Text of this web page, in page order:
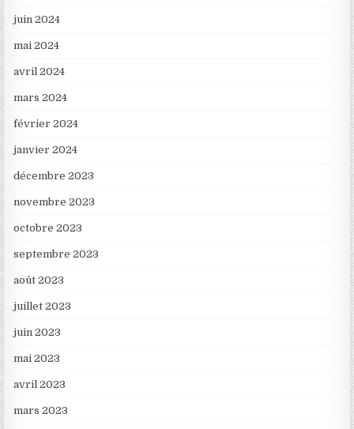
juin 2024
mai 2024
avril 2024
mars 2024
février 2024
janvier 2024
décembre 2023
novembre 2023
octobre 2023
septembre 2023
août 2023
juillet 2023
juin 2023
mai 2023
avril 2023
mars 2023